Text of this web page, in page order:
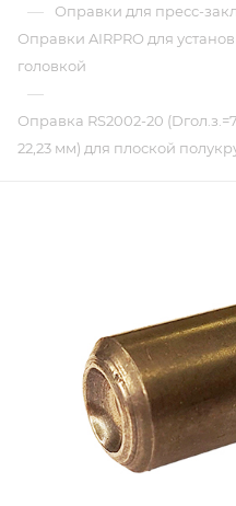
— Оправки для пресс-
Оправки AIRPRO для
головкой
—
Оправка RS2002-20
22,23 мм) для плоской